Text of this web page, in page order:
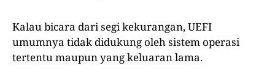
Kalau bicara dari segi kekurangan, UEFI
umumnya tidak didukung oleh sistem operasi
tertentu maupun yang keluaran lama.